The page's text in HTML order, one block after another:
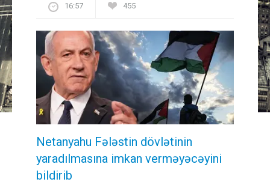
16:57 455
Netanyahu Fələstin dövlətinin
yaradılmasına imkan verməyəcəyini
bildirib